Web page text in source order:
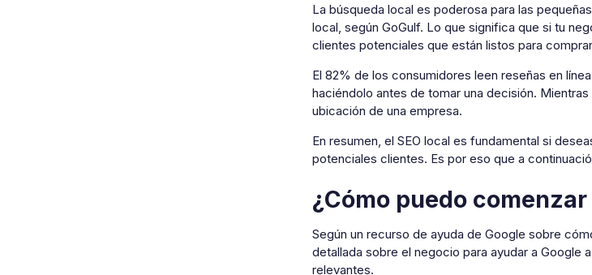
La búsqueda local es poderosa para las
local, según GoGulf. Lo que significa que si tu
clientes potenciales que están listos para
El 82% de los consumidores leen reseñas en
haciéndolo antes de tomar una decisión.
ubicación de una empresa.
En resumen, el SEO local es fundamental si
potenciales clientes. Es por eso que a
¿Cómo puedo
Según un recurso de ayuda de Google sobre
detallada sobre el negocio para ayudar a
relevantes.